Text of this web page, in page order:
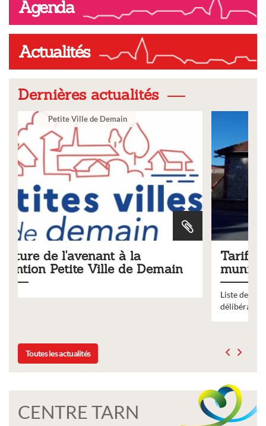
Agenda
Actualités
Dernières actualités
Tarifs 2026 des services
municipaux
Liste des tarifs 2026 des services municipaux,
délibération du conseil municipal du 19 décembre
Toutes les actualités
CENTRE TARN